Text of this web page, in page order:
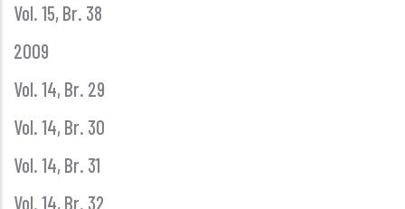
Vol. 15, Br. 38
2009
Vol. 14, Br. 29
Vol. 14, Br. 30
Vol. 14, Br. 31
Vol. 14, Br. 32